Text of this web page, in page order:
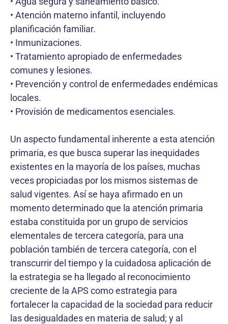
• Atención materno infantil, incluyendo
planificación familiar.
• Inmunizaciones.
• Tratamiento apropiado de enfermedades
comunes y lesiones.
• Prevención y control de enfermedades endémicas
locales.
• Provisión de medicamentos esenciales.
Un aspecto fundamental inherente a esta atención
primaria, es que busca superar las inequidades
existentes en la mayoría de los países, muchas
veces propiciadas por los mismos sistemas de
salud vigentes. Así se haya afirmado en un
momento determinado que la atención primaria
estaba constituida por un grupo de servicios
elementales de tercera categoría, para una
población también de tercera categoría, con el
transcurrir del tiempo y la cuidadosa aplicación de
la estrategia se ha llegado al reconocimiento
creciente de la APS como estrategia para
fortalecer la capacidad de la sociedad para reducir
las desigualdades en materia de salud; y al